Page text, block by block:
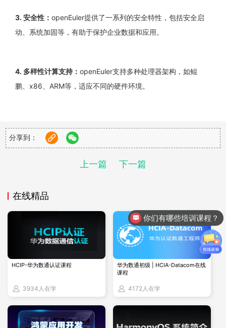
3. 安全性： openEuler提供了一系列的安全特性，包括安全启
动、系统加固等，有助于保护企业数据和应用。
4. 多样性计算支持： openEuler支持多种处理器架构，如鲲
鹏、 x86 ARM等，适应不同的硬件环境。
容器化应用、微服务架构等，有助于企业实现数字化转型。
内存管理、进程调度等方面，以提供高效的运行环境。
长期支持： openEuler 提供长期支持版本（LTS），确保企业
能够在一个稳定的基础上进行长期规划。
挑战：
分享到：
上一篇 下一篇
在线精品
HCIP-华为数通认证课程
3934人在学
华为数通初级 | HCIA-Datacom在线
课程
4172人在学
你们有哪些培训课程？